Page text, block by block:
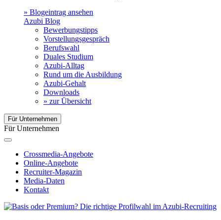
» Blogeintrag ansehen
Azubi Blog
Bewerbungstipps
Vorstellungsgespräch
Berufswahl
Duales Studium
Azubi-Alltag
Rund um die Ausbildung
Azubi-Gehalt
Downloads
» zur Übersicht
Für Unternehmen
Für Unternehmen
Crossmedia-Angebote
Online-Angebote
Recruiter-Magazin
Media-Daten
Kontakt